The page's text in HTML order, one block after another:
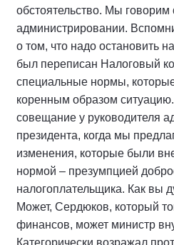
обстоятельство. Мы говорим
администрировании.
о том, что надо остановить
был переписан Налоговый
специальные нормы,
коренным образом
совещание у руководителя
президента, когда мы
изменения, которые были
нормой – презумпцией
налогоплательщика. Как вы
Может, Сердюков, который
финансов, может министр